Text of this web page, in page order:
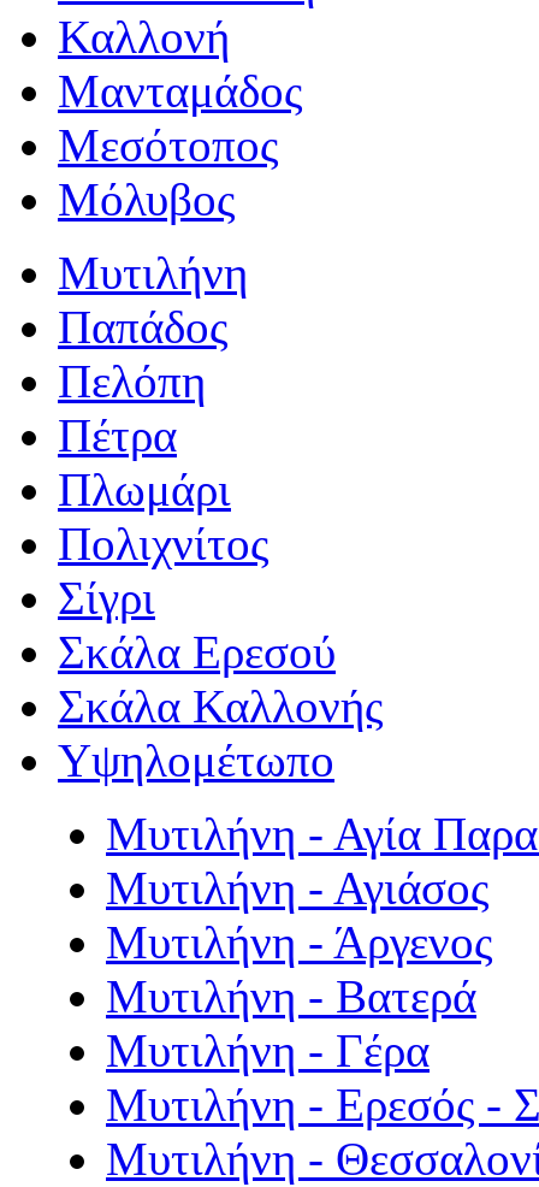
Καλλονή
Μανταμάδος
Μεσότοπος
Μόλυβος
Μυτιλήνη
Παπάδος
Πελόπη
Πέτρα
Πλωμάρι
Πολιχνίτος
Σίγρι
Σκάλα Ερεσού
Σκάλα Καλλονής
Υψηλομέτωπο
Μυτιλήνη - Αγία
Μυτιλήνη - Αγιάσος
Μυτιλήνη - Άργενος
Μυτιλήνη - Βατερά
Μυτιλήνη - Γέρα
Μυτιλήνη - Ερεσός -
Μυτιλήνη -